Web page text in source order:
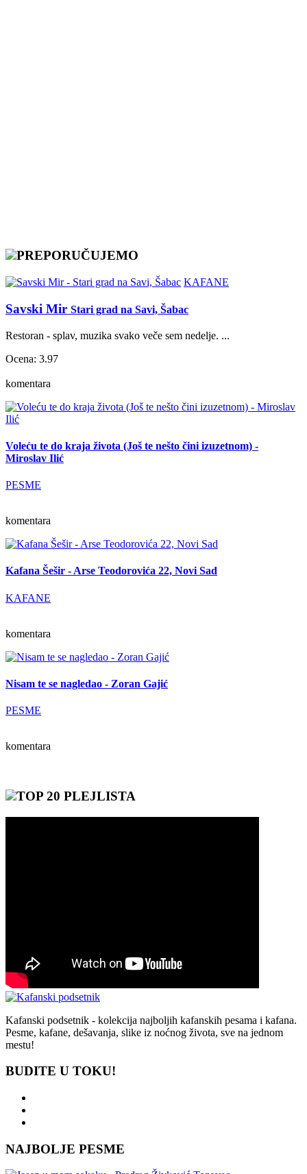
PREPORUČUJEMO
KAFANE
Savski Mir Stari grad na Savi, Šabac
Restoran - splav, muzika svako veče sem nedelje. ...
Ocena: 3.97
komentara
Voleću te do kraja života (Još te nešto čini izuzetnom) -
Miroslav Ilić
PESME
komentara
Kafana Šešir - Arse Teodorovića 22, Novi Sad
KAFANE
komentara
Nisam te se nagledao - Zoran Gajić
PESME
komentara
TOP 20 PLEJLISTA
Kafanski podsetnik - kolekcija najboljih kafanskih pesama i kafana.
Pesme, kafane, dešavanja, slike iz noćnog života, sve na jednom
mestu!
BUDITE U TOKU!
NAJBOLJE PESME